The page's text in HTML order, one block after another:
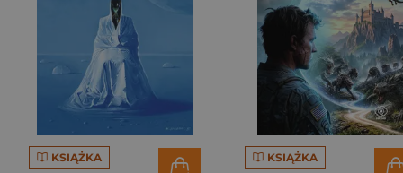
KSIĄŻKA KSIĄŻKA